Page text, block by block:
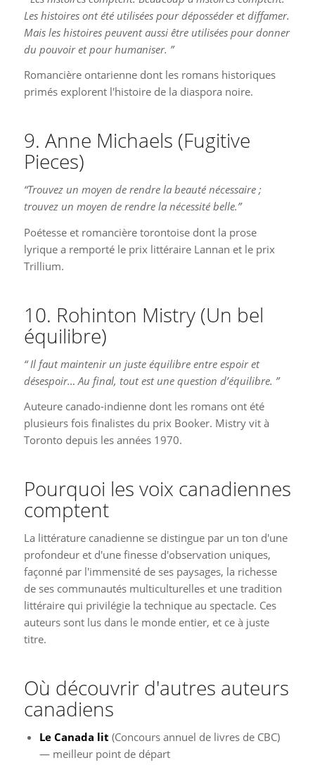
Les histoires ont été utilisées pour déposséder et diffamer.
Mais les histoires peuvent aussi être utilisées pour donner
du pouvoir et pour humaniser. ”
Romancière ontarienne dont les romans historiques
primés explorent l'histoire de la diaspora noire.
9. Anne Michaels (Fugitive
Pieces)
“Trouvez un moyen de rendre la beauté nécessaire ;
trouvez un moyen de rendre la nécessité belle.”
Poétesse et romancière torontoise dont la prose
lyrique a remporté le prix littéraire Lannan et le prix
Trillium.
10. Rohinton Mistry (Un bel
équilibre)
“ Il faut maintenir un juste équilibre entre espoir et
désespoir… Au final, tout est une question d’équilibre. ”
Auteure canado-indienne dont les romans ont été
plusieurs fois finalistes du prix Booker. Mistry vit à
Toronto depuis les années 1970.
Pourquoi les voix canadiennes
comptent
La littérature canadienne se distingue par un ton d'une
profondeur et d'une finesse d'observation uniques,
façonné par l'immensité de ses paysages, la richesse
de ses communautés multiculturelles et une tradition
littéraire qui privilégie la technique au spectacle. Ces
auteurs sont lus dans le monde entier, et ce à juste
titre.
Où découvrir d'autres auteurs
canadiens
Le Canada lit (Concours annuel de livres de CBC)
— meilleur point de départ